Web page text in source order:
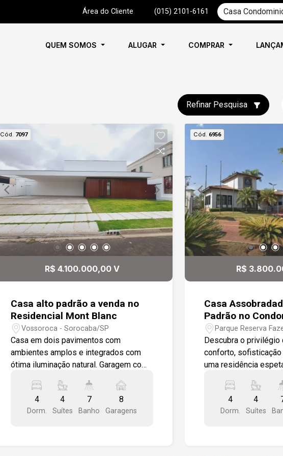
Área do Cliente (015) 2101-6161
QUEM SOMOS ALUGAR COMPRAR
Refinar Pesquisa
Cód. 7097
R$ 4.100.000,00 V
Casa alto padrão a venda no
Residencial Mont Blanc
Vossoroca - Sorocaba/SP
Casa em dois pavimentos com
ambientes amplos e integrados com
ótima iluminação natural. Garagem com
carregamento elétrico. Três entradas
independentes, social, serviço e lazer.
4 suítes sendo 1 no andar térreo, sala
4
Dorm.
4
Suítes
7
Banho
8
Garagens
Cód. 6956
R$
Casa
Padrão no
Fazenda Imperial
Parque Reserva
Sorocaba/SP
Descubra o privilégio
conforto, sofisticação
uma residência
terreno generoso de
localizada em um
mais exclusivos da
4
Dorm.
4
Suítes